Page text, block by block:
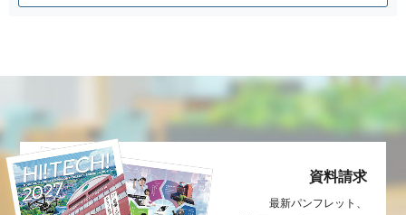
資料請求
最新パンフレット、